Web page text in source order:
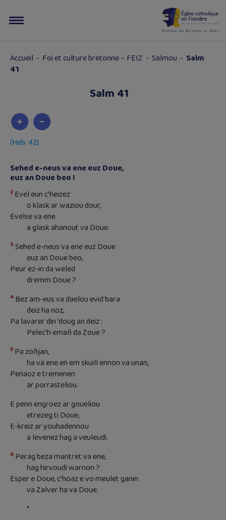
Accueil - Foi et culture bretonne – FEIZ - Salmou - Salm
41
Salm 41
(Heb. 42)
Sehed e-neus va ene euz Doue,
euz an Doue beo !
2 Evel eun c’heizez
o klask ar waziou dour,
Evelse va ene
a glask ahanout va Doue.
3 Sehed e-neus va ene euz Doue
euz an Doue beo,
Peur ez-in da weled
dremm Doue ?
4 Bez am-eus va daelou evid bara
deiz ha noz,
Pa lavarer din ’doug an deiz :
Pelec’h emañ da Zoue ?
5 Pa zoñjan,
ha va ene en em skuill ennon va unan,
Penaoz e tremenen
ar porrasteliou.
E penn engroez ar goueliou
etrezeg ti Doue,
E-kreiz ar youhadennou
a levenez hag a veuleudi.
6 Perag beza mantret va ene,
hag hirvoudi warnon ?
Esper e Doue, c’hoaz e vo meulet ganin
va Zalver ha va Doue.
*